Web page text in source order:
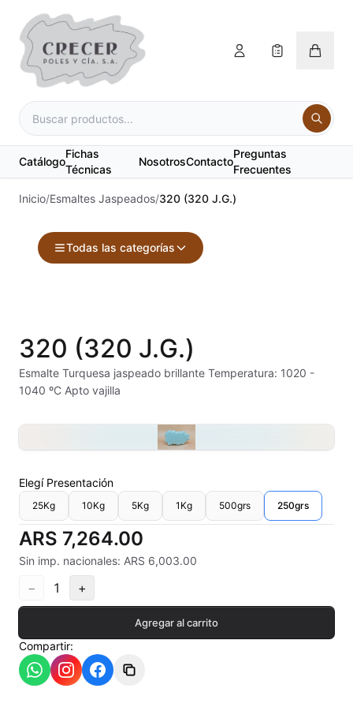
Catálogo
Fichas
Técnicas
NosotrosContacto
Preguntas
Frecuentes
Inicio/Esmaltes Jaspeados/320 (320 J.G.)
Todas las categorías
Alambre Kanthal
Conos pirometricos Orton
Contramoldes
Crisoles refractarios
Engobes
Esmaltes Artisticos
320 (320 J.G.)
Esmalte Turquesa jaspeado brillante Temperatura: 1020 -
1040 ºC Apto vajilla
Elegí Presentación
25Kg 10Kg 5Kg 1Kg 500grs 250grs
ARS 7,264.00
Sin imp. nacionales: ARS 6,003.00
− 1 +
Agregar al carrito
Compartir: